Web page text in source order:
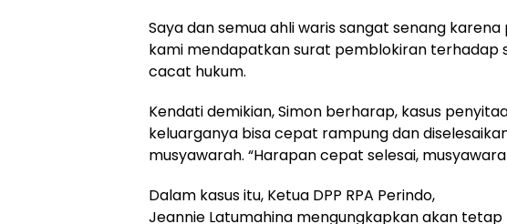
Saya dan semua ahli waris sangat senang
kami mendapatkan surat pemblokiran terhadap
cacat hukum.
Kendati demikian, Simon berharap, kasus
keluarganya bisa cepat rampung dan
musyawarah. “Harapan cepat selesai,
Dalam kasus itu, Ketua DPP RPA Perindo,
Jeannie Latumahina mengungkapkan akan tetap